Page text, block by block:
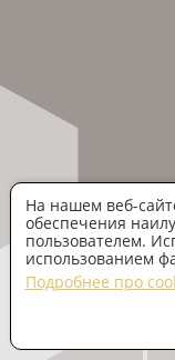
На нашем веб-
обеспечения
пользователем.
использованием
Подробнее про